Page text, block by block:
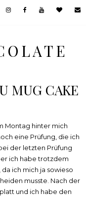
MUG CAKE
Montag hinter mich
eine Prüfung, die ich
der letzten Prüfung
ich habe trotzdem
ich mich ja sowieso
musste. Nach der
und ich habe den